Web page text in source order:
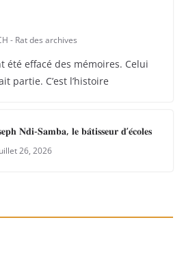
- Rat des archives
été effacé des mémoires. Celui
partie. C’est l’histoire
𝐍𝐝𝐢-𝐒𝐚𝐦𝐛𝐚, 𝐥𝐞 𝐛𝐚̂𝐭𝐢𝐬𝐬𝐞𝐮𝐫 𝐝’𝐞́𝐜𝐨𝐥𝐞𝐬
26, 2026